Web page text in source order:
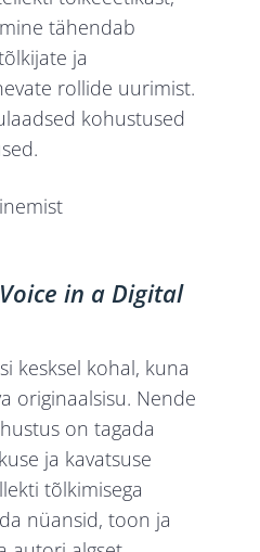
tähendab
ja
rollide uurimist.
kohustused
in a Digital
kesksel kohal, kuna
originaalsisu. Nende
on tagada
ja kavatsuse
tõlkimisega
nüansid, toon ja